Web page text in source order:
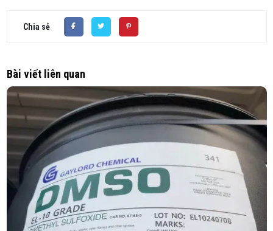
Chia sẻ
Bài viết liên quan